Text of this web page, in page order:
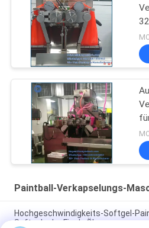
Paintball-Verkapselungs-
Hochgeschwindigkeits-Softgel-
Softgel oder Fisch-Öle